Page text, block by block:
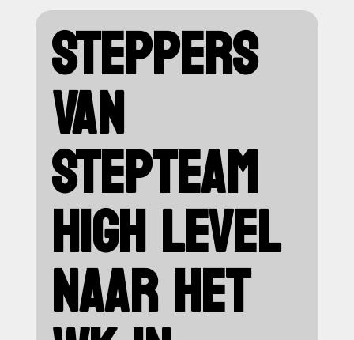
STEPPERS
VAN
STEPTEAM
HIGH LEVEL
NAAR HET